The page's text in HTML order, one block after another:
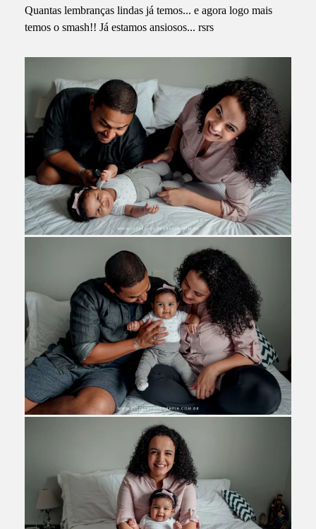
Quantas lembranças lindas já temos... e agora logo mais
temos o smash!! Já estamos ansiosos... rsrs